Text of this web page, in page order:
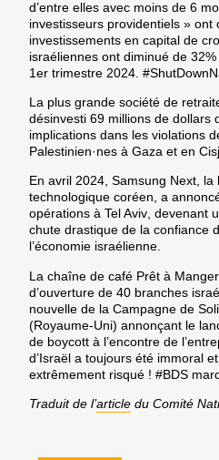
d’entre elles avec moins de 6
investisseurs providentiels »
investissements en capital de
israéliennes ont diminué de 32%
1er trimestre 2024.
La plus grande société de
désinvesti 69 millions de dollars
implications dans les violations
Palestinien·nes à Gaza et en
En avril 2024, Samsung Next, la
technologique coréen, a
opérations à Tel Aviv, devenant
chute drastique de la confiance
l’économie israélienne.
La chaîne de café Prêt à
d’ouverture de 40 branches
nouvelle de la Campagne de
(Royaume-Uni) annonçant le
de boycott à l’encontre de
d’Israël a toujours été immoral et
extrêmement risqué ! #BDS
Traduit de l’article du Comité